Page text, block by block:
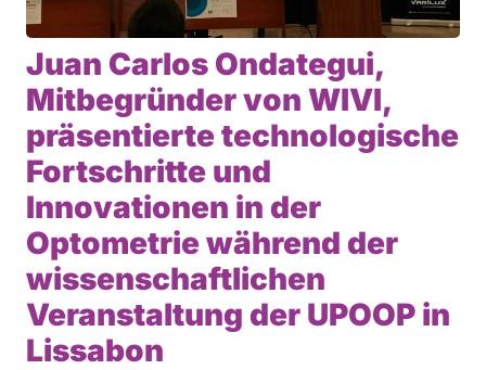
Juan Carlos Ondategui,
Mitbegründer von WIVI,
präsentierte technologische
Fortschritte und
Innovationen in der
Optometrie während der
wissenschaftlichen
Veranstaltung der UPOOP in
Lissabon